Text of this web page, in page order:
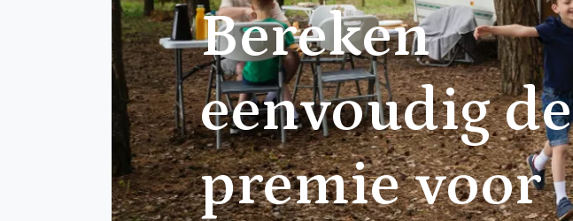
Bereken
eenvoudig de
premie voor